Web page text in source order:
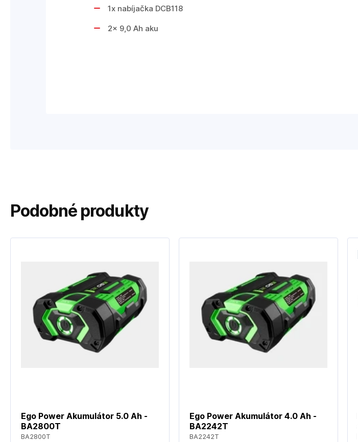
1x nabíjačka DCB118
2x 9,0 Ah aku
Podobné produkty
Ego Power Akumulátor 5.0 Ah -
BA2800T
BA2800T
Ego Power Akumulátor 4.0 Ah -
BA2242T
BA2242T